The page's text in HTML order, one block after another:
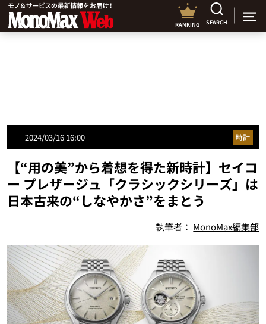
RANKING SEARCH
2024/03/16 16:00 時計
【“用の美”から着想を得た新時計】セイコ
ー プレザージュ「クラシックシリーズ」は
日本古来の“しなやかさ”をまとう
執筆者： MonoMax編集部